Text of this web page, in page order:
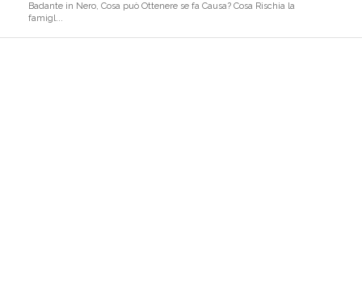
Badante in Nero, Cosa può Ottenere se fa Causa? Cosa Rischia la
famigl...